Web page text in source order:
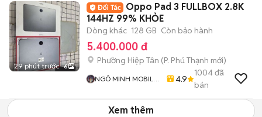
29 phút trước 6
Oppo Pad 3 FULLBOX 2.8K
144HZ 99% KHỎE
Dòng khác 128 GB Còn bảo hành
5.400.000 đ
Phường Hiệp Tân (P. Phú Thạnh mới)
NGÔ MINH MOBILE
4.9
1004đã
bán
Xem thêm